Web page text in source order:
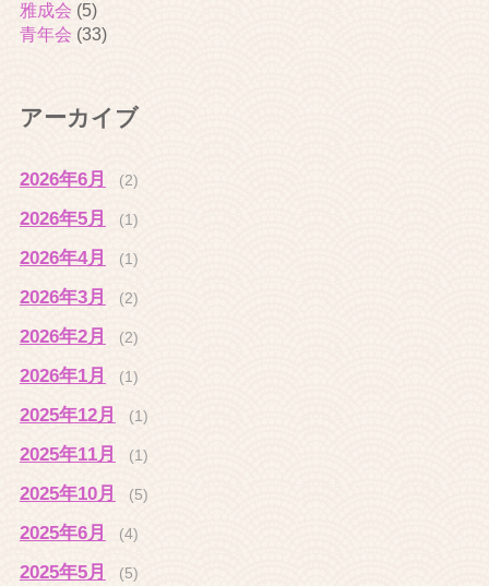
雅成会 (5)
青年会 (33)
アーカイブ
2026年6月 (2)
2026年5月 (1)
2026年4月 (1)
2026年3月 (2)
2026年2月 (2)
2026年1月 (1)
2025年12月 (1)
2025年11月 (1)
2025年10月 (5)
2025年6月 (4)
2025年5月 (5)